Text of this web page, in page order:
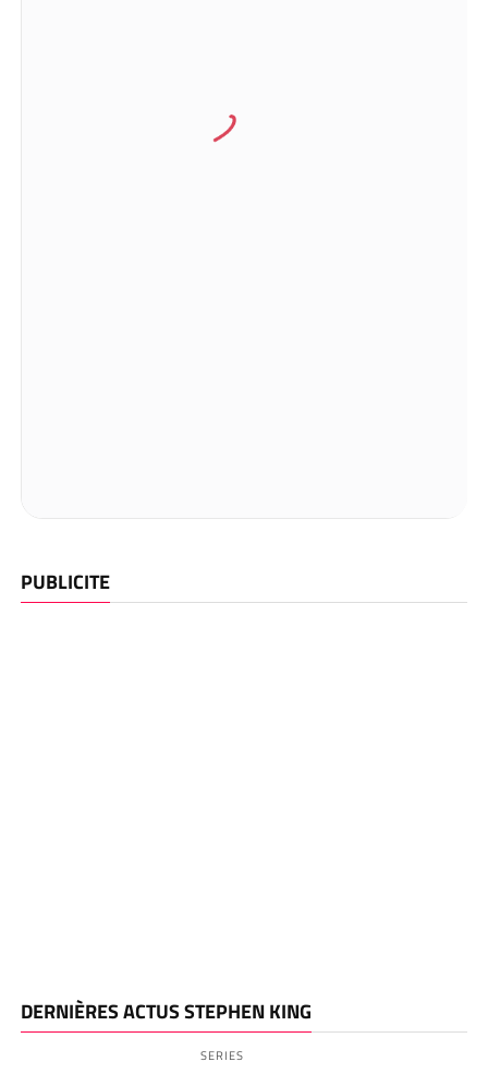
PUBLICITE
DERNIÈRES ACTUS STEPHEN KING
SERIES